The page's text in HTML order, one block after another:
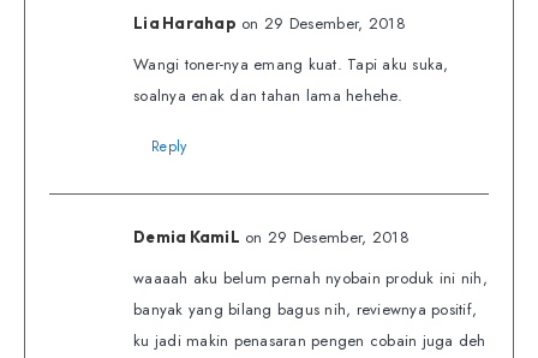
Lia Harahap on 29 Desember, 2018
Wangi toner-nya emang kuat. Tapi aku suka,
soalnya enak dan tahan lama hehehe.
Reply
Demia KamiL on 29 Desember, 2018
waaaah aku belum pernah nyobain produk ini nih,
banyak yang bilang bagus nih, reviewnya positif,
ku jadi makin penasaran pengen cobain juga deh